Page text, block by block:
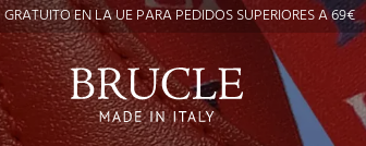
EN LA UE PARA PEDIDOS SUPERIORES A 69€